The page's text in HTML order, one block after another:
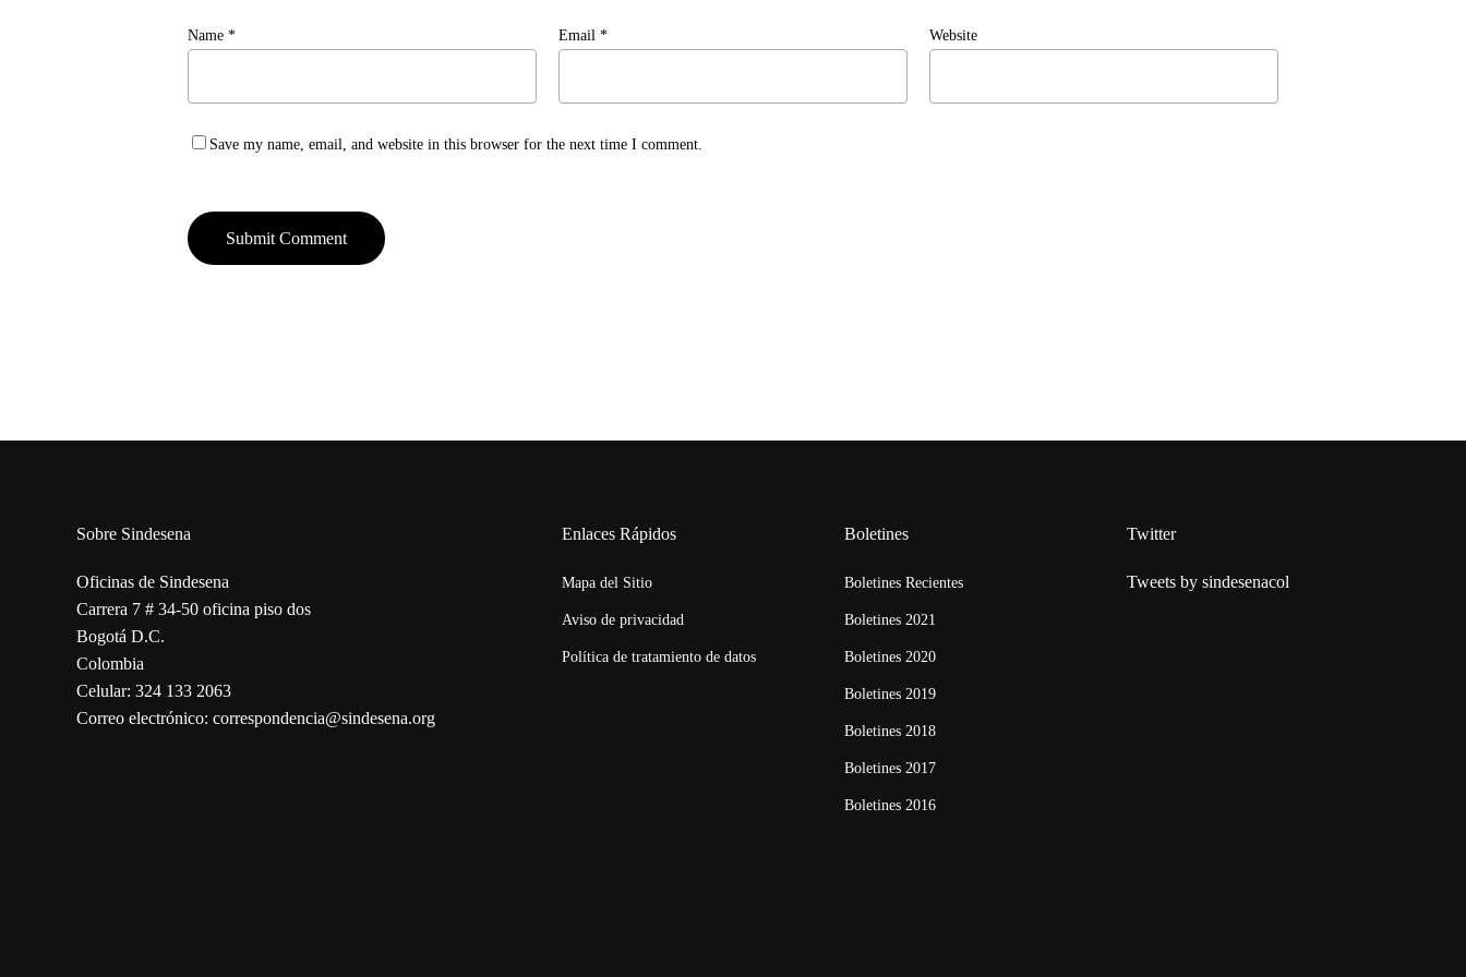
Name * Email * Website
Save my name, email, and website in this browser for the next time I comment.
Sobre Sindesena
Oficinas de Sindesena
Carrera 7 # 34-50 oficina piso dos
Bogotá D.C.
Colombia
Celular: 324 133 2063
Correo electrónico: correspondencia@sindesena.org
Enlaces Rápidos
Mapa del Sitio
Aviso de privacidad
Política de tratamiento de datos
Boletines
Boletines Recientes
Boletines 2021
Boletines 2020
Boletines 2019
Boletines 2018
Boletines 2017
Boletines 2016
Twitter
Tweets by sindesenacol